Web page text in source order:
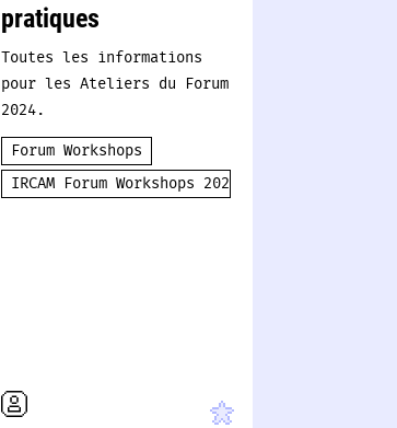
pratiques
Toutes les informations
pour les Ateliers du Forum
2024.
Forum Workshops
IRCAM Forum Workshops 2024